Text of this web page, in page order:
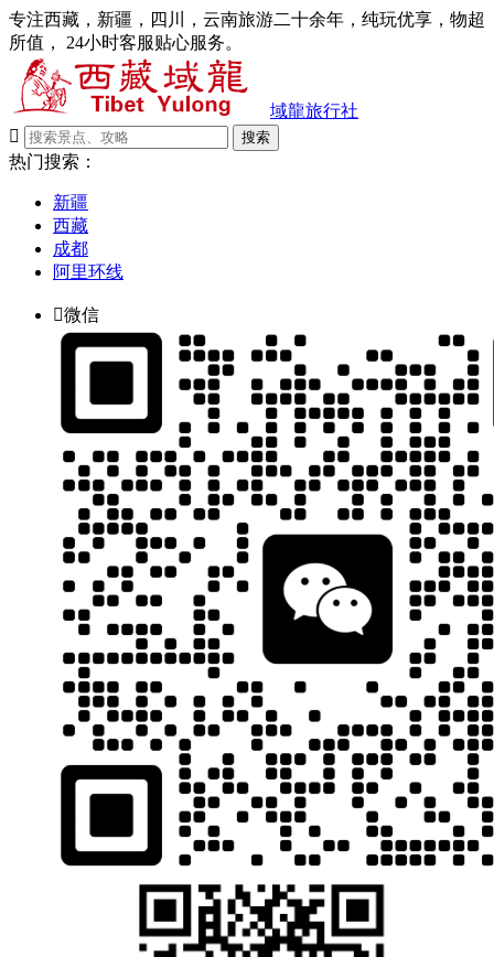
专注西藏，新疆，四川，云南旅游二十余年，纯玩优享，物超
所值， 24小时客服贴心服务。
域龍旅行社

搜索
热门搜索：
新疆
西藏
成都
阿里环线
微信